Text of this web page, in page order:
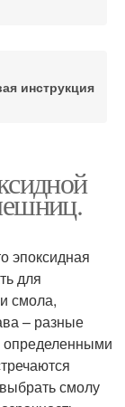
инструкция
эпоксидная
для
смола,
– разные
определенными
смолу